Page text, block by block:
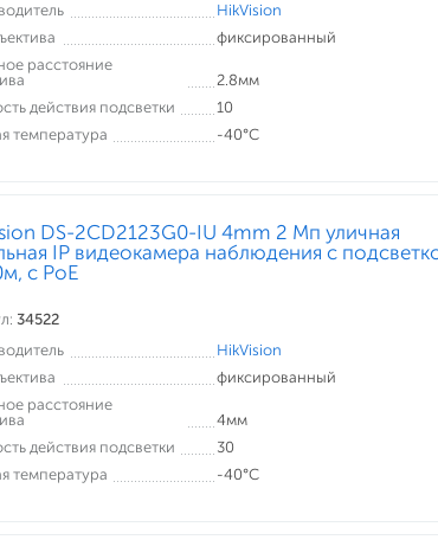
HikVision
фиксированный
расстояние
2.8мм
действия подсветки
10
температура
-40°С
DS-2CD2123G0-IU 4mm 2 Мп уличная
IP видеокамера наблюдения с
c PoE
34522
HikVision
фиксированный
расстояние
4мм
действия подсветки
30
температура
-40°С